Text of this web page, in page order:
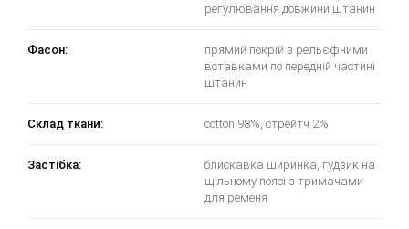
регулювання довжини штанин
Фасон:
прямий покрій з рельєфними
вставками по передній частині
штанин
Склад ткани: cotton 98%, стрейтч 2%
Застібка:
блискавка ширинка, гудзик на
щільному поясі з тримачами
для ременя